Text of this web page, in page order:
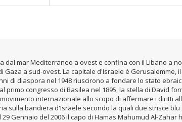
mar Mediterraneo a ovest e confina con il Libano a
a sud-ovest. La capitale d'Israele è Gerusalemme,
di diaspora nel 1948 riuscirono a fondare lo stato
congresso di Basilea nel 1895, la stella di David
internazionale allo scopo di affermare i diritti
sulla bandiera d'Israele secondo la quali due strisce
Gennaio del 2006 il capo di Hamas Mahumud Al-Zahar